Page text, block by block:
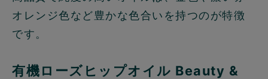
オレンジ色など豊かな色合いを持つのが特徴
です。
有機ローズヒップオイル Beauty &